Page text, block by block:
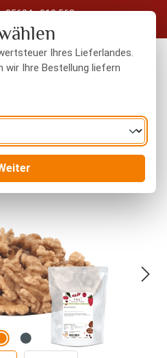
05604 - 919 563
ab 50 € Warenwert
Ihres Lieferlandes.
wir Ihre Bestellung liefern